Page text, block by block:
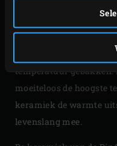
gemaakt van de
bestaat uit een
en wordt tijdens een
temperatuur gebakken.
moeiteloos de hoogste
keramiek de warmte
levenslang mee.